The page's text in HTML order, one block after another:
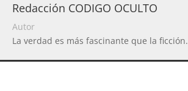
Redacción CODIGO OCULTO
Autor
La verdad es más fascinante que la ficción.